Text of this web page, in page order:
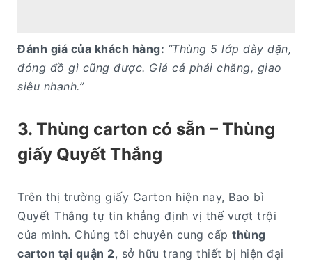
Đánh giá của khách hàng: “Thùng 5 lớp dày dặn,
đóng đồ gì cũng được. Giá cả phải chăng, giao
siêu nhanh.”
3. Thùng carton có sẵn – Thùng
giấy Quyết Thắng
Trên thị trường giấy Carton hiện nay, Bao bì
Quyết Thắng tự tin khẳng định vị thế vượt trội
của mình. Chúng tôi chuyên cung cấp thùng
carton tại quận 2, sở hữu trang thiết bị hiện đại